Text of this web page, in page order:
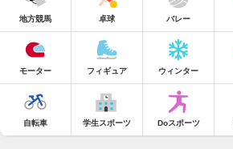
地方競馬 卓球 バレー
モーター フィギュア ウィンター
自転車 学生スポーツ Doスポーツ